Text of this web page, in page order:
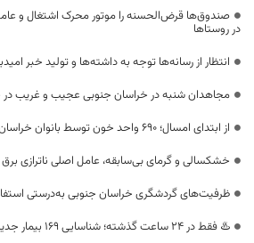
صندوق‌ها قرض‌الحسنه را موتور محرک اشتغال و
در روستاها
انتظار از رسانه‌ها توجه به داشته‌ها و تولید خبر
مجاهدان شنبه در خراسان جنوبی عجیب و غریب در
از ابتدای امسال؛ ۶۹۰ واحد خون توسط بانوان خراسان جنوبی اهدا شده است
خشکسالی و گرمای بی‌سابقه، عامل اصلی ناترازی
ظرفیت‌های گردشگری خراسان جنوبی به‌درستی
♨️ فقط در 24 ساعت گذشته؛ شناسایی 169 بیمار جدید کرونا در خراسان جنوبی